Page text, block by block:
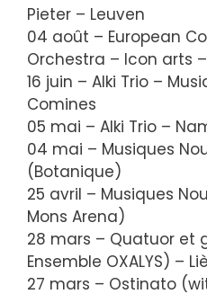
Pieter – Leuven
04 août – European
Orchestra – Icon arts
16 juin – Alki Trio –
Comines
05 mai – Alki Trio –
04 mai – Musiques
(Botanique)
25 avril – Musiques
Mons Arena)
28 mars – Quatuor et
Ensemble OXALYS) –
27 mars – Ostinato